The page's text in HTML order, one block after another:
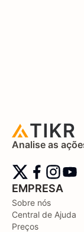
Analise as
EMPRESA
Sobre nós
Central de Ajuda
Preços